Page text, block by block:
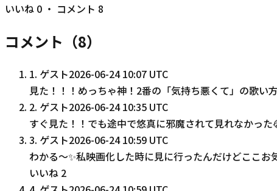
いいね 0 ・ コメント 8
コメント（8）
1. ゲスト2026-06-24 10:07 UTC
見た！！！めっちゃ神！2番の「気持ち悪くて」の歌
2. ゲスト2026-06-24 10:35 UTC
すぐ見た！！でも途中で悠真に邪魔されて見れなかっ
3. ゲスト2026-06-24 10:59 UTC
わかる〜✨私映画化した時に見に行ったんだけどここ
いいね 2